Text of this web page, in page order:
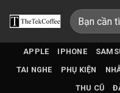
qua
Tìm
kiếm:
APPLE IPHONE
TAI NGHE
PHỤ KIỆN
THU CŨ